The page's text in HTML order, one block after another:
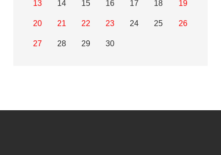
13 14 15 16 17 18 19
20 21 22 23 24 25 26
27 28 29 30